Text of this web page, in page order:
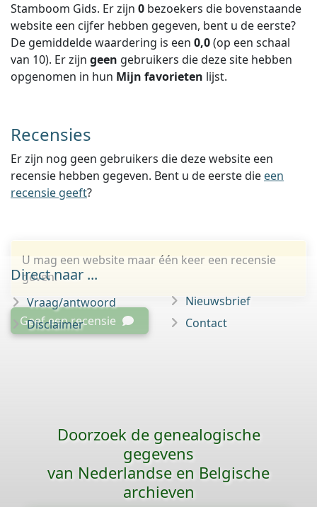
Stamboom Gids. Er zijn 0 bezoekers die bovenstaande
website een cijfer hebben gegeven, bent u de eerste?
De gemiddelde waardering is een 0,0(op een schaal
van 10). Er zijn geen gebruikers die deze site hebben
opgenomen in hun Mijn favorieten lijst.
Recensies
Er zijn nog geen gebruikers die deze website een
recensie hebben gegeven. Bent u de eerste die een
recensie geeft?
U mag een website maar één keer een recensie
geven.
Geef een recensie
Direct naar ...
Vraag/antwoord
Disclaimer
Nieuwsbrief
Contact
Doorzoek de genealogische
gegevens
van Nederlandse en Belgische
archieven